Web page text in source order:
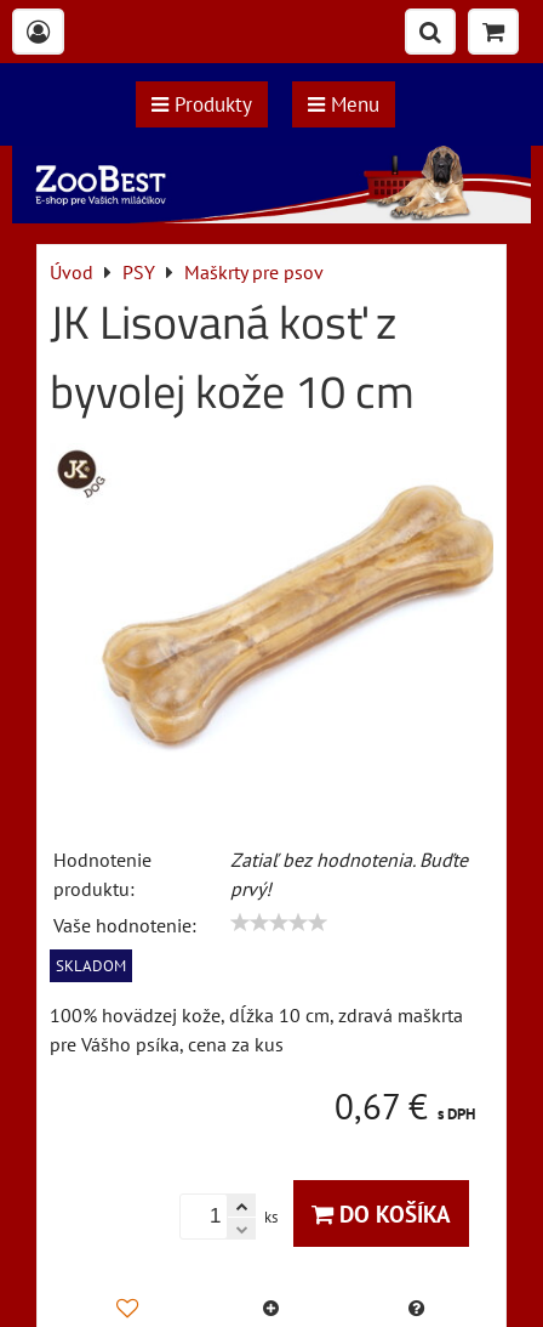
Produkty Menu
Úvod PSY Maškrty pre psov
JK Lisovaná kosť z
byvolej kože 10 cm
Hodnotenie
produktu:
Zatiaľ bez hodnotenia. Buďte
prvý!
Vaše hodnotenie:
SKLADOM
100% hovädzej kože, dĺžka 10 cm, zdravá maškrta
pre Vášho psíka, cena za kus
0,67 € s DPH
ks DO KOŠÍKA